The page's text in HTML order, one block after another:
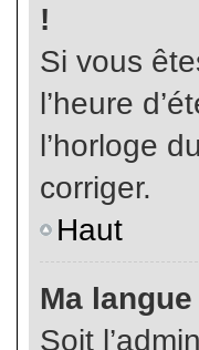
!
Si vous
l’heure
l’horloge
corriger.
Haut
Ma
Soit